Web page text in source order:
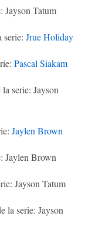
Jayson Tatum
serie: Jrue Holiday
Pascal Siakam
serie: Jayson
Jaylen Brown
Jaylen Brown
Jayson Tatum
la serie: Jayson